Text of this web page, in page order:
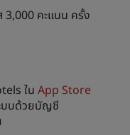
3,000 คะแนน ครั้ง
ใน App Store
บบด้วยบัญชี